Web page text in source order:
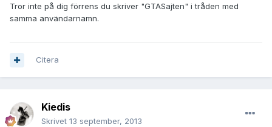
Tror inte på dig förrens du skriver "GTASajten" i tråden med
samma användarnamn.
Citera
Kiedis
Skrivet 13 september, 2013